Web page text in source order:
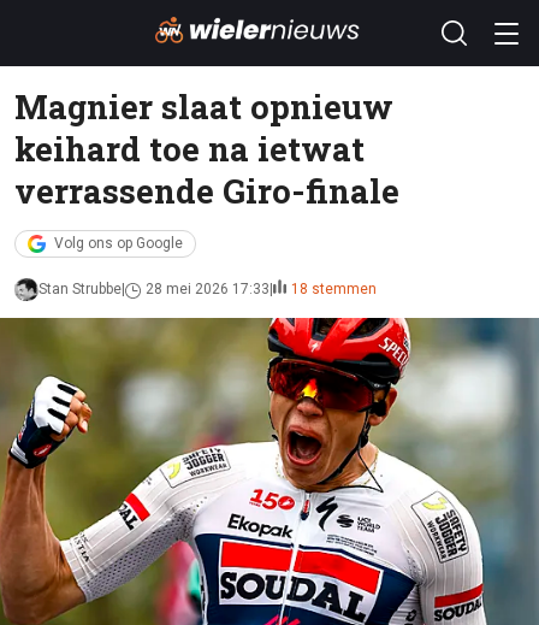
Magnier slaat opnieuw
keihard toe na ietwat
verrassende Giro-finale
Volg ons op Google
Stan Strubbe 28 mei 2026 17:33 18 stemmen